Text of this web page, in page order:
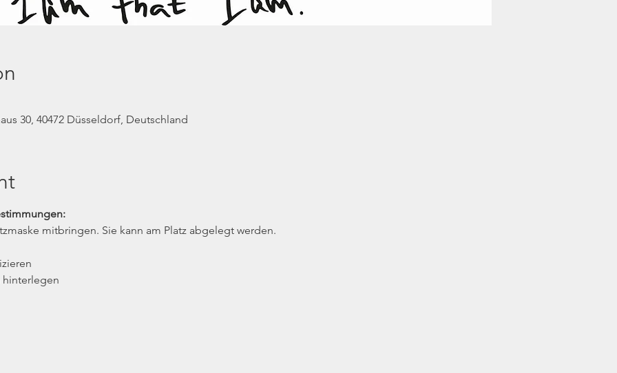
30, 40472 Düsseldorf, Deutschland
mitbringen. Sie kann am Platz abgelegt werden.
hinterlegen